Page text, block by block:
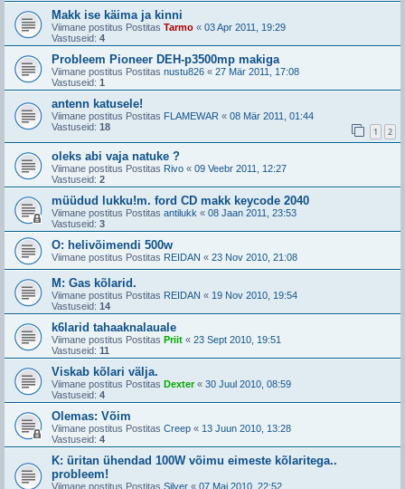
Makk ise käima ja kinni
Viimane postitus Postitas Tarmo « 03 Apr 2011, 19:29
Vastuseid: 4
Probleem Pioneer DEH-p3500mp makiga
Viimane postitus Postitas nustu826 « 27 Mär 2011, 17:08
Vastuseid: 1
antenn katusele!
Viimane postitus Postitas FLAMEWAR « 08 Mär 2011, 01:44
Vastuseid: 18 1 2
oleks abi vaja natuke ?
Viimane postitus Postitas Rivo « 09 Veebr 2011, 12:27
Vastuseid: 2
müüdud lukku!m. ford CD makk keycode 2040
Viimane postitus Postitas antilukk « 08 Jaan 2011, 23:53
Vastuseid: 3
O: helivõimendi 500w
Viimane postitus Postitas REIDAN « 23 Nov 2010, 21:08
M: Gas kõlarid.
Viimane postitus Postitas REIDAN « 19 Nov 2010, 19:54
Vastuseid: 14
k6larid tahaaknalauale
Viimane postitus Postitas Priit « 23 Sept 2010, 19:51
Vastuseid: 11
Viskab kõlari välja.
Viimane postitus Postitas Dexter« 30 Juul 2010, 08:59
Vastuseid: 4
Olemas: Võim
Viimane postitus Postitas Creep « 13 Juun 2010, 13:28
Vastuseid: 4
K: üritan ühendad 100W võimu eimeste kõlaritega..
probleem!
Viimane postitus Postitas Silver « 07 Mai 2010, 22:52